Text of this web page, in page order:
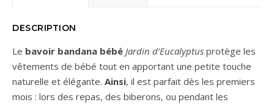
DESCRIPTION
Le bavoir bandana bébé Jardin d’Eucalyptus protège les
vêtements de bébé tout en apportant une petite touche
naturelle et élégante. Ainsi, il est parfait dès les premiers
mois : lors des repas, des biberons, ou pendant les